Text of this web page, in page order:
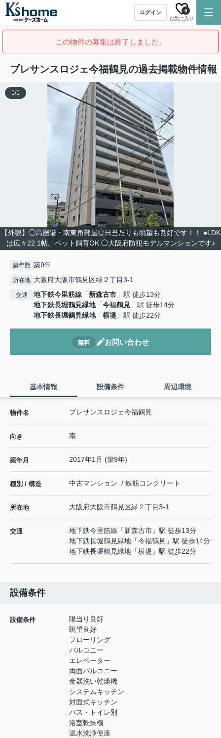
ログイン
お気に入り
0
この物件の募集は終了しました。
プレサンスロジェ今福鶴見の過去掲載物件情報
【外観】◯高層階・南東角部屋◎日当たりも眺望も良好です！！ ●LDK
は広々22.1帖。ペット飼育OK ◯大阪府防犯モデルマンションです♪
1/1
築年数 築9年
所在地 大阪府大阪市鶴見区緑２丁目3-1
交通 地下鉄今里筋線 「新森古市 」駅 徒歩13分
地下鉄長堀鶴見緑地「今福鶴見 」駅 徒歩14分
地下鉄長堀鶴見緑地「横堤 」駅 徒歩22分
無料 お問い合わせ
基本情報 設備条件 周辺環境
物件名 プレサンスロジェ今福鶴見
向き 南
築年月 2017年1月 (築9年)
種別 / 構造 中古マンション / 鉄筋コンクリート
所在地 大阪府大阪市鶴見区緑２丁目3-1
交通 地下鉄今里筋線 「新森古市 」駅 徒歩13分
地下鉄長堀鶴見緑地 「今福鶴見 」駅 徒歩14分
地下鉄長堀鶴見緑地 「横堤 」駅 徒歩22分
設備条件
設備条件
陽当り良好
眺望良好
フローリング
バルコニー
エレベーター
両面バルコニー
食器洗い乾燥機
システムキッチン
対面式キッチン
バス・トイレ別
浴室乾燥機
温水洗浄便座